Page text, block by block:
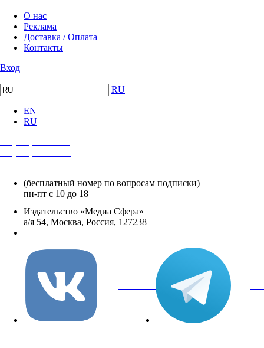
О нас
Реклама
Доставка / Оплата
Контакты
Вход
RU
EN
RU
(бесплатный номер по вопросам подписки)
пн-пт с 10 до 18
Издательство «Медиа Сфера»
а/я 54, Москва, Россия, 127238
вКонтакте